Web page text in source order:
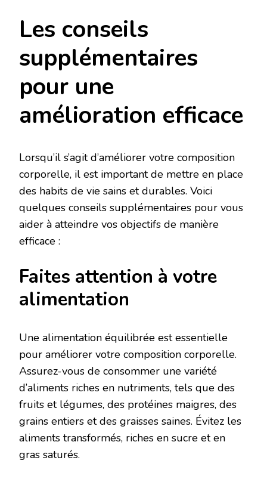
Les conseils
supplémentaires
pour une
amélioration efficace
Lorsqu’il s’agit d’améliorer votre composition
corporelle, il est important de mettre en place
des habits de vie sains et durables. Voici
quelques conseils supplémentaires pour vous
aider à atteindre vos objectifs de manière
efficace :
Faites attention à votre
alimentation
Une alimentation équilibrée est essentielle
pour améliorer votre composition corporelle.
Assurez-vous de consommer une variété
d’aliments riches en nutriments, tels que des
fruits et légumes, des protéines maigres, des
grains entiers et des graisses saines. Évitez les
aliments transformés, riches en sucre et en
gras saturés.